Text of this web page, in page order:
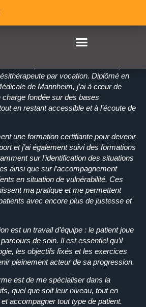
COMPOS
?
par vocation. Diplômé en
de Mannheim, j’ai à cœur de
fondée sur des bases
en restant accessible et à l’écoute de
une formation certifiante pour devenir
et j’ai également suivi des formations
sur l’identification des situations
ainsi que sur l’accompagnement
en situation de vulnérabilité. Ces
ma pratique et me permettent
avec encore plus de justesse et
est un travail d’équipe : le patient joue
de soin. Il est essentiel qu’il
les objectifs fixés et les exercices
pleinement acteur de sa progression.
est de me spécialiser dans la
quel que soit leur niveau, tout en
accompagner tout type de patient.